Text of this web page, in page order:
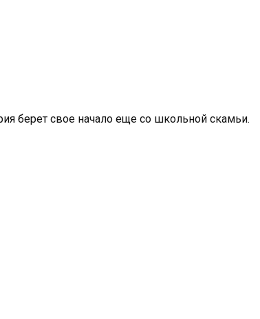
берет свое начало еще со школьной скамьи.